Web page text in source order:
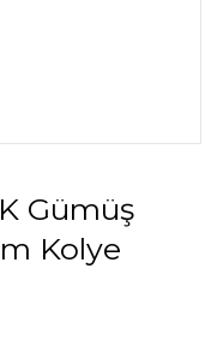
Gümüş
Kolye